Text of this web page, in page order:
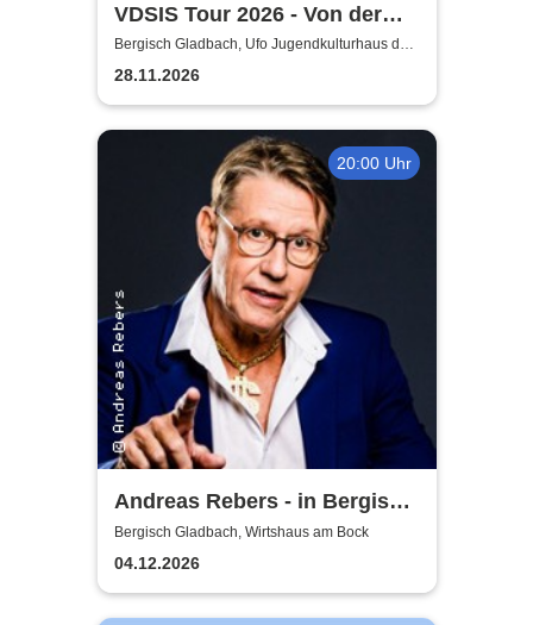
VDSIS Tour 2026 - Von der
Strasse auf die Tour
Bergisch Gladbach, Ufo Jugendkulturhaus der
AWO
28.11.2026
20:00 Uhr
Andreas Rebers - in Bergisch
Gladbach
Bergisch Gladbach, Wirtshaus am Bock
04.12.2026